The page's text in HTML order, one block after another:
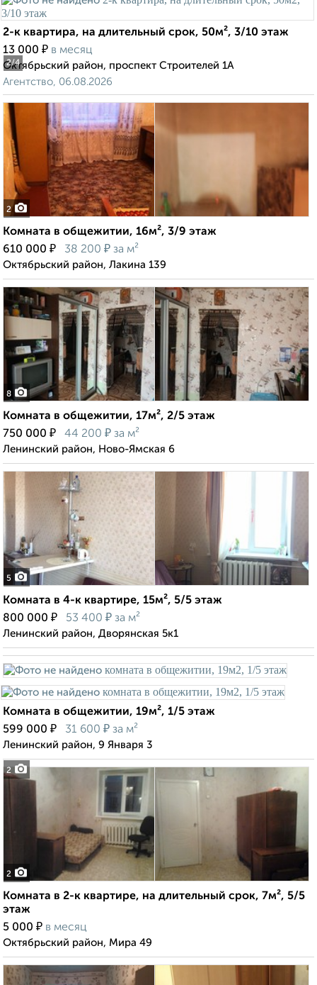
2/4
2-к квартира, на длительный срок, 50м², 3/10 этаж
13 000 ₽ в месяц
Октябрьский район, проспект Строителей 1А
Агентство, 06.08.2026
2
Комната в общежитии, 16м², 3/9 этаж
610 000 ₽ 38 200 ₽ за м²
Октябрьский район, Лакина 139
8
Комната в общежитии, 17м², 2/5 этаж
750 000 ₽ 44 200 ₽ за м²
Ленинский район, Ново-Ямская 6
5
Комната в 4-к квартире, 15м², 5/5 этаж
800 000 ₽ 53 400 ₽ за м²
Ленинский район, Дворянская 5к1
2
Комната в общежитии, 19м², 1/5 этаж
599 000 ₽ 31 600 ₽ за м²
Ленинский район, 9 Января 3
2
Комната в 2-к квартире, на длительный срок, 7м², 5/5
этаж
5 000 ₽ в месяц
Октябрьский район, Мира 49